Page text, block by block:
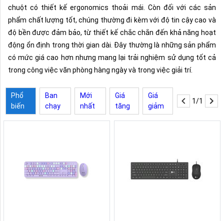
chuột có thiết kế ergonomics thoải mái. Còn đối với các sản
phẩm chất lượng tốt, chúng thường đi kèm với độ tin cậy cao và
độ bền được đảm bảo, từ thiết kế chắc chắn đến khả năng hoạt
động ổn định trong thời gian dài. Đây thường là những sản phẩm
có mức giá cao hơn nhưng mang lại trải nghiệm sử dụng tốt cả
trong công việc văn phòng hàng ngày và trong việc giải trí.
Phổ
biến
Ban
chạy
Mới
nhất
Giá
tăng
Giá
giảm
1/1